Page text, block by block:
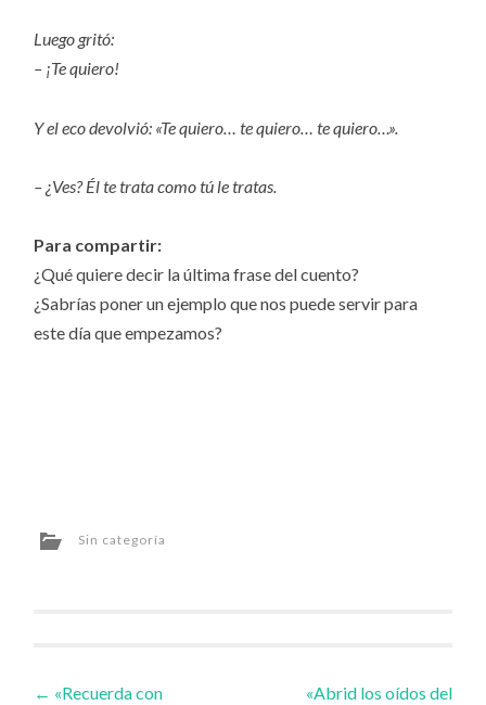
Luego gritó:
– ¡Te quiero!
Y el eco devolvió: «Te quiero… te quiero… te quiero…».
– ¿Ves? Él te trata como tú le tratas.
Para compartir:
¿Qué quiere decir la última frase del cuento?
¿Sabrías poner un ejemplo que nos puede servir para
este día que empezamos?
Sin categoría
Navegador
← «Recuerda con
«Abrid los oídos del